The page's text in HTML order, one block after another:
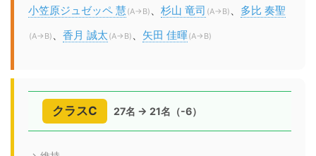
小笠原ジュゼッペ 慧(A→B) 、 杉山 竜司 (A→B) 、 多比 奏聖
(A→B) 、 香月 誠太 (A→B) 、 矢田 佳暉(A→B)
クラスC 27名 → 21名（-6）